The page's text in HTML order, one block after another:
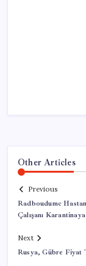
Other Articles
Previous
Radboudumc
Çalışanı Karantinaya
Next
Rusya, Gübre Fiyat